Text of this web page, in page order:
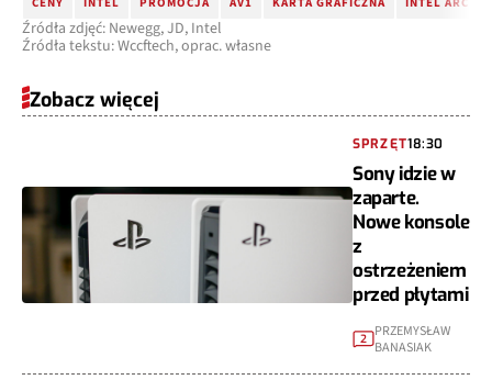
Źródła zdjęć: Newegg, JD, Intel
Źródła tekstu: Wccftech, oprac. własne
Zobacz więcej
SPRZĘT18:30
Sony idzie w
zaparte.
Nowe konsole
z
ostrzeżeniem
przed płytami
2 PRZEMYSŁAW
BANASIAK